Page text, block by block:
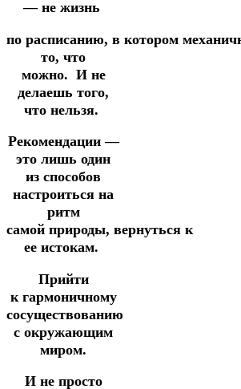
— не жизнь
по расписанию, в котором
то, что
можно. И не
делаешь того,
что нельзя.
Рекомендации —
это лишь один
из способов
настроиться на
ритм
самой природы, вернуться к
ее истокам.
Прийти
к гармоничному
сосуществованию
с окружающим
миром.
И не просто